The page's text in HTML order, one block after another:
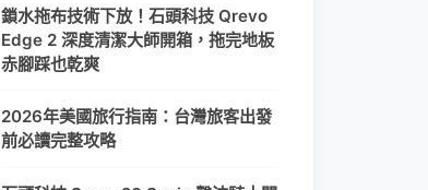
鎖水拖布技術下放！石頭科技 Qrevo
Edge 2 深度清潔大師開箱，拖完地板
赤腳踩也乾爽
2026年美國旅行指南：台灣旅客出發
前必讀完整攻略